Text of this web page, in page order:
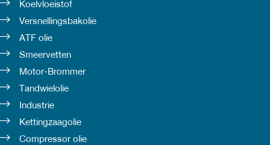
Koelvloeistof
Versnellingsbakolie
ATF olie
Smeervetten
Motor-Brommer
Tandwielolie
Industrie
Kettingzaagolie
Compressor olie